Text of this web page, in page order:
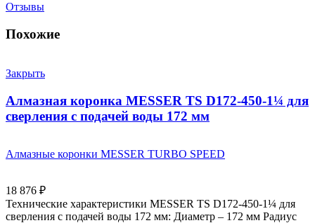
Отзывы
Похожие
Закрыть
Алмазная коронка MESSER TS D172-450-1¼ для
сверления с подачей воды 172 мм
Алмазные коронки MESSER TURBO SPEED
18 876 ₽
Технические характеристики MESSER TS D172-450-1¼ для
сверления с подачей воды 172 мм: Диаметр – 172 мм Радиус